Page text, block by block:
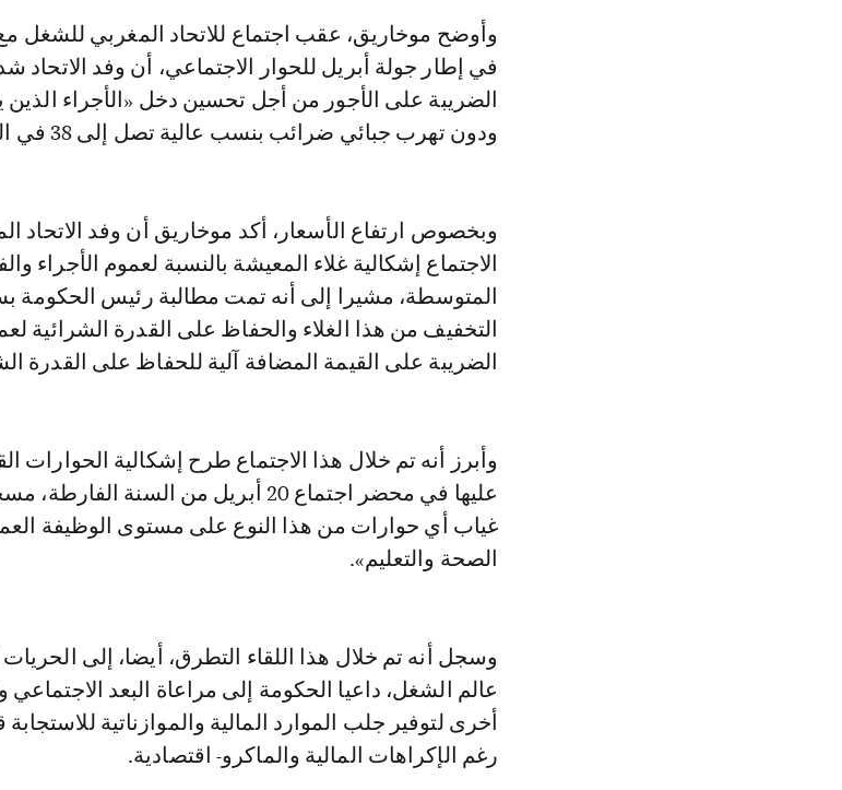
وأوضح موخاريق، عقب اجتماع للاتحاد المغربي للشغل مع رئيس الحكومة، عقد
في إطار جولة أبريل للحوار الاجتماعي، أن وفد
الضريبة على الأجور من أجل تحسين دخل «الأجراء
ودون تهرب جبائي ضرائب بنسب عالية تصل إلى 38 في المائة».
وبخصوص ارتفاع الأسعار، أكد موخاريق أن وفد الاتحاد
الاجتماع إشكالية غلاء المعيشة بالنسبة لعموم الأجراء
المتوسطة، مشيرا إلى أنه تمت مطالبة رئيس الحكومة
التخفيف من هذا الغلاء والحفاظ على القدرة الشرائية
الضريبة على القيمة المضافة آلية للحفاظ على القدرة
وأبرز أنه تم خلال هذا الاجتماع طرح إشكالية الحوارات
عليها في محضر اجتماع 20 أبريل من السنة
غياب أي حوارات من هذا النوع على مستوى الوظيفة
الصحة والتعليم».
وسجل أنه تم خلال هذا اللقاء التطرق، أيضا، إلى
عالم الشغل، داعيا الحكومة إلى مراعاة البعد
أخرى لتوفير جلب الموارد المالية والموازناتية
رغم الإكراهات المالية والماكرو- اقتصادية.